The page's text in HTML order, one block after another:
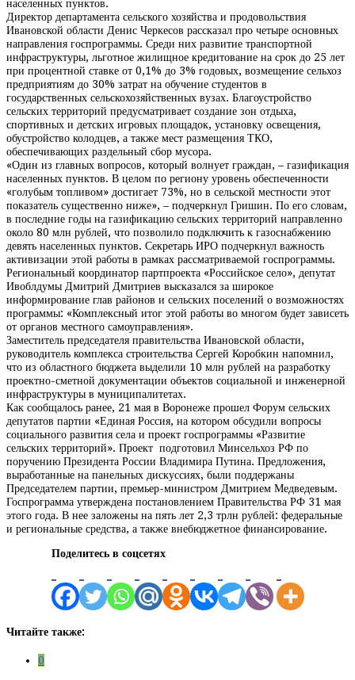
населенных пунктов.
Директор департамента сельского хозяйства и продовольствия
Ивановской области Денис Черкесов рассказал про четыре основных
направления госпрограммы. Среди них развитие транспортной
инфраструктуры, льготное жилищное кредитование на срок до 25 лет
при процентной ставке от 0,1% до 3% годовых, возмещение сельхоз
предприятиям до 30% затрат на обучение студентов в
государственных сельскохозяйственных вузах. Благоустройство
сельских территорий предусматривает создание зон отдыха,
спортивных и детских игровых площадок, установку освещения,
обустройство колодцев, а также мест размещения ТКО,
обеспечивающих раздельный сбор мусора.
«Один из главных вопросов, который волнует граждан, – газификация
населенных пунктов. В целом по региону уровень обеспеченности
«голубым топливом» достигает 73%, но в сельской местности этот
показатель существенно ниже», – подчеркнул Гришин. По его словам,
в последние годы на газификацию сельских территорий направленно
около 80 млн рублей, что позволило подключить к газоснабжению
девять населенных пунктов. Секретарь ИРО подчеркнул важность
активизации этой работы в рамках рассматриваемой госпрограммы.
Региональный координатор партпроекта «Российское село», депутат
Ивоблдумы Дмитрий Дмитриев высказался за широкое
информирование глав районов и сельских поселений о возможностях
программы: «Комплексный итог этой работы во многом будет зависеть
от органов местного самоуправления».
Заместитель председателя правительства Ивановской области,
руководитель комплекса строительства Сергей Коробкин напомнил,
что из областного бюджета выделили 10 млн рублей на разработку
проектно-сметной документации объектов социальной и инженерной
инфраструктуры в муниципалитетах.
Как сообщалось ранее, 21 мая в Воронеже прошел Форум сельских
депутатов партии «Единая Россия, на котором обсудили вопросы
социального развития села и проект госпрограммы «Развитие
сельских территорий». Проект подготовил Минсельхоз РФ по
поручению Президента России Владимира Путина. Предложения,
выработанные на панельных дискуссиях, были поддержаны
Председателем партии, премьер-министром Дмитрием Медведевым.
Госпрограмма утверждена постановлением Правительства РФ 31 мая
этого года. В нее заложены на пять лет 2,3 трлн рублей: федеральные
и региональные средства, а также внебюджетное финансирование.
Поделитесь в соцсетях
Читайте также:
0